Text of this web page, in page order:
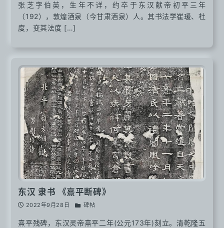
张芝字伯英，生年不详，约卒于东汉献帝初平三年
（192），敦煌酒泉（今甘肃酒泉）人。其书法学崔瑗、杜
度，变其法度 […]
东汉 隶书 《熹平断碑》
2022年9月28日 碑帖
熹平残碑，东汉灵帝熹平二年(公元173年)刻立。清乾隆五